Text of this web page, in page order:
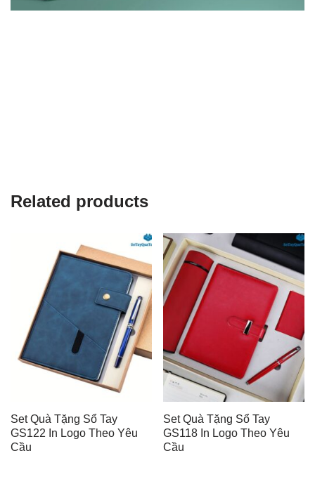
Related products
Set Quà Tặng Sổ Tay
GS122 In Logo Theo Yêu
Cầu
Set Quà Tặng Sổ Tay
GS118 In Logo Theo Yêu
Cầu